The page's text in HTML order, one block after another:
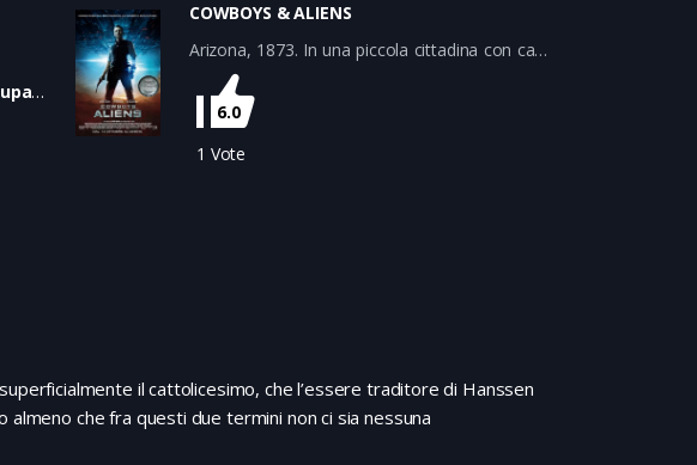
loro
di 8
il
Ora
COWBOYS & ALIENS
Arizona, 1873. In una piccola cittadina con case
di legno, saloon e ufficio dello sceriffo, un
uomo privo di memoria si risveglia
improvvisamente. Non capisce dove si trova.
Viene da un altro mondo, è privo anche del
6.0
1 Vote
il cattolicesimo, che l’essere traditore di Hanssen
che fra questi due termini non ci sia nessuna